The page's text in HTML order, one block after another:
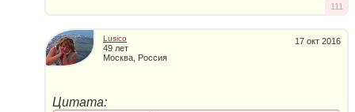
111
17 окт 2016
Lusico
49 лет
Москва, Россия
Цитата: